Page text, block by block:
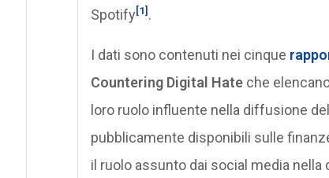
Spotify[1] .
I dati sono contenuti nei cinque
Countering Digital Hate che
loro ruolo influente nella diffusione
pubblicamente disponibili sulle
il ruolo assunto dai social media